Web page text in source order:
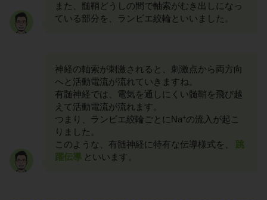
また、髄鞘どうしの間で軸索がむき出しになっ
ている部分を、ランビエ絞輪といいました。
神経の軸索が刺激されると、刺激点から両方向
へと活動電流が流れていきますね。
有髄神経では、電気を通しにくい髄鞘を飛び越
えて活動電流が流れます。
つまり、ランビエ絞輪ごとにNa+の流入が起こ
りました。
このような、有髄神経に特有な伝導様式を、
跳
躍伝導 といいます。